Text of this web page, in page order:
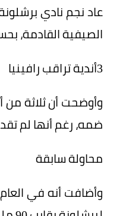
عاد نجم نادي
الصيفية القادمة،
3أندية تراقب رافينيا
وأوضحت أن ثلاثة
ضمه، رغم أنها لم
محاولة سابقة
وأضافت أنه في